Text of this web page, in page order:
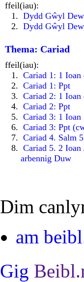
ffeil(iau):
Dydd Gŵyl
Dydd Gŵyl
Thema: Cariad
ffeil(iau):
Cariad 1: 1
Cariad 1: Ppt
Cariad 2: 1
Cariad 2: Ppt
Cariad 3: 1
Cariad 3: Ppt
Cariad 4. Salm
Cariad 5. 2
arbennig Duw
Dim
am
Gig